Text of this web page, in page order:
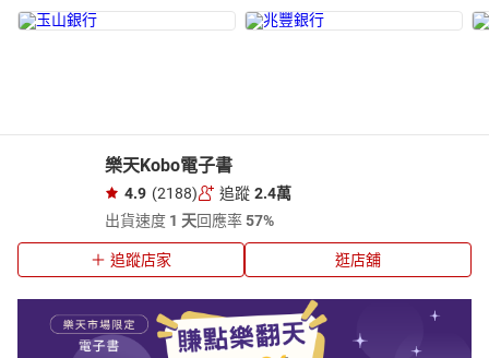
樂天Kobo電子書
4.9 (2188) 追蹤 2.4萬
出貨速度 1 天回應率57%
追蹤店家 逛店舖